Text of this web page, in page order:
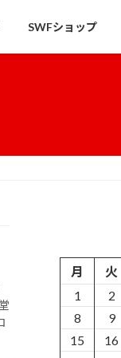
SWFショップ
月
火
1
2
8
9
15
16